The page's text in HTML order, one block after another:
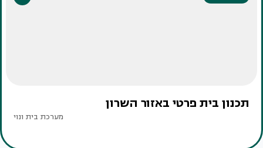
תכנון בית פרטי באזור השרון
מערכת בית ונוי